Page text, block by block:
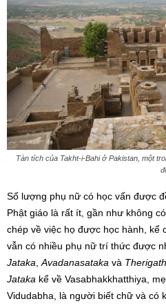
Tàn tích của Takht-i-Bahi ở Pakistan, một
Số lượng phụ nữ có học vấn được
Phật giáo là rất ít, gần như không
chép về việc họ được học hành, kể
vẫn có nhiều phụ nữ trí thức được
Jataka,Avadanasataka và
Jataka kể về Vasabhakkhatthiya,
Vidudabha, là người biết chữ và có